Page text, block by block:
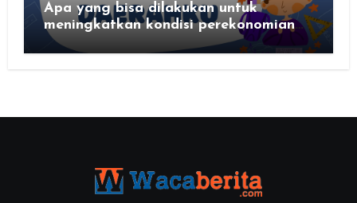
Apa yang bisa dilakukan untuk
meningkatkan kondisi perekonomian
daerahku?